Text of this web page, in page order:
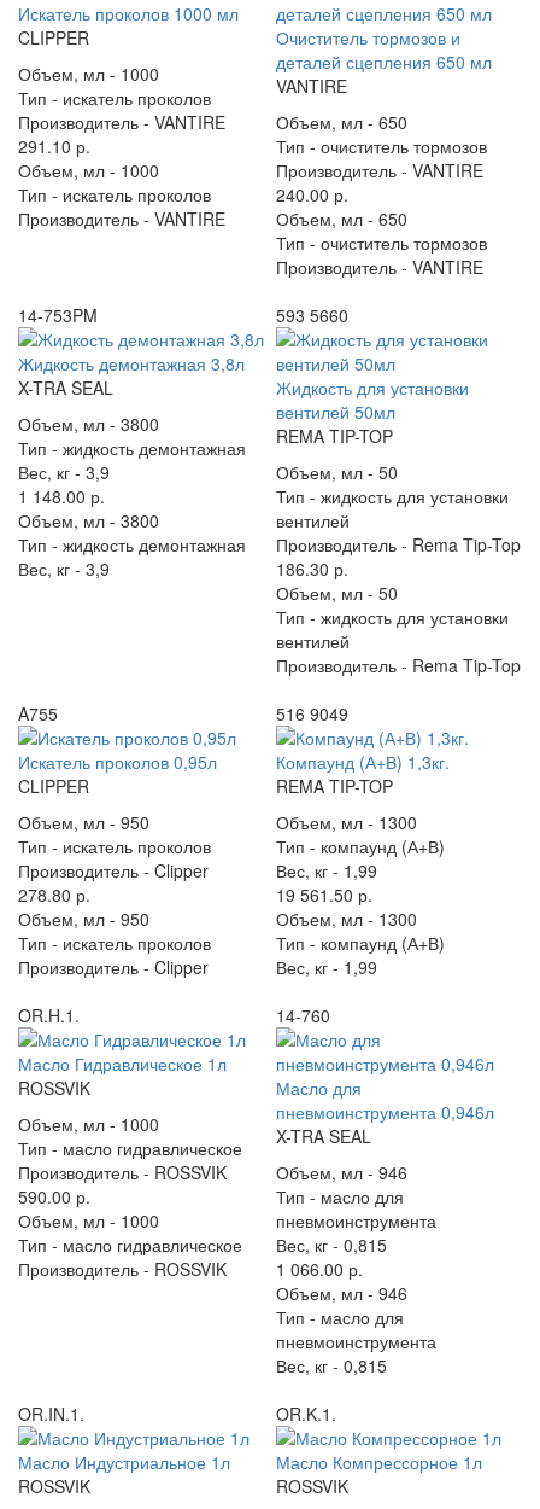
Искатель проколов 1000 мл
CLIPPER
Объем, мл - 1000
Тип - искатель проколов
Производитель - VANTIRE
291.10 р.
Объем, мл - 1000
Тип - искатель проколов
Производитель - VANTIRE
Очиститель тормозов и
деталей сцепления 650 мл
VANTIRE
Объем, мл - 650
Тип - очиститель тормозов
Производитель - VANTIRE
240.00 р.
Объем, мл - 650
Тип - очиститель тормозов
Производитель - VANTIRE
14-753PM
Жидкость демонтажная 3,8л
X-TRA SEAL
Объем, мл - 3800
Тип - жидкость демонтажная
Вес, кг - 3,9
1 148.00 р.
Объем, мл - 3800
Тип - жидкость демонтажная
Вес, кг - 3,9
593 5660
Жидкость для установки
вентилей 50мл
REMA TIP-TOP
Объем, мл - 50
Тип - жидкость для установки
вентилей
Производитель - Rema Tip-Top
186.30 р.
Объем, мл - 50
Тип - жидкость для установки
вентилей
Производитель - Rema Tip-Top
A755
Искатель проколов 0,95л
CLIPPER
Объем, мл - 950
Тип - искатель проколов
Производитель - Clipper
278.80 р.
Объем, мл - 950
Тип - искатель проколов
Производитель - Clipper
516 9049
Компаунд (А+В) 1,3кг.
REMA TIP-TOP
Объем, мл - 1300
Тип - компаунд (А+В)
Вес, кг - 1,99
19 561.50 р.
Объем, мл - 1300
Тип - компаунд (А+В)
Вес, кг - 1,99
OR.H.1.
Масло Гидравлическое 1л
ROSSVIK
Объем, мл - 1000
Тип - масло гидравлическое
Производитель - ROSSVIK
590.00 р.
Объем, мл - 1000
Тип - масло гидравлическое
Производитель - ROSSVIK
14-760
Масло для
пневмоинструмента 0,946л
X-TRA SEAL
Объем, мл - 946
Тип - масло для
пневмоинструмента
Вес, кг - 0,815
1 066.00 р.
Объем, мл - 946
Тип - масло для
пневмоинструмента
Вес, кг - 0,815
OR.IN.1.
Масло Индустриальное 1л
ROSSVIK
OR.K.1.
Масло Компрессорное 1л
ROSSVIK